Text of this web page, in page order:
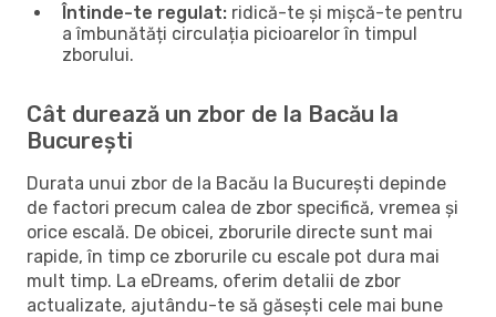
Întinde-te regulat: ridică-te și mișcă-te pentru
a îmbunătăți circulația picioarelor în timpul
zborului.
Cât durează un zbor de la Bacău la
București
Durata unui zbor de la Bacău la București depinde
de factori precum calea de zbor specifică, vremea și
orice escală. De obicei, zborurile directe sunt mai
rapide, în timp ce zborurile cu escale pot dura mai
mult timp. La eDreams, oferim detalii de zbor
actualizate, ajutându-te să găsești cele mai bune